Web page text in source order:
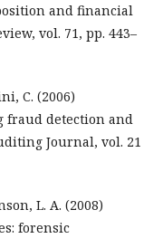
and financial
vol. 71, pp. 443–
C. (2006)
fraud detection and
Journal, vol. 21
L. A. (2008)
forensic